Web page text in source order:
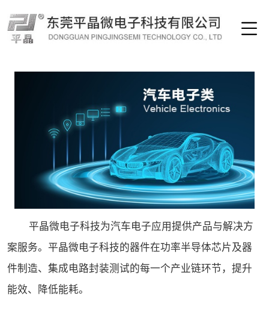
平晶微电子科技为汽车电子应用提供产品与解决方
案服务。平晶微电子科技的器件在功率半导体芯片及器
件制造、集成电路封装测试的每一个产业链环节，提升
能效、降低能耗。